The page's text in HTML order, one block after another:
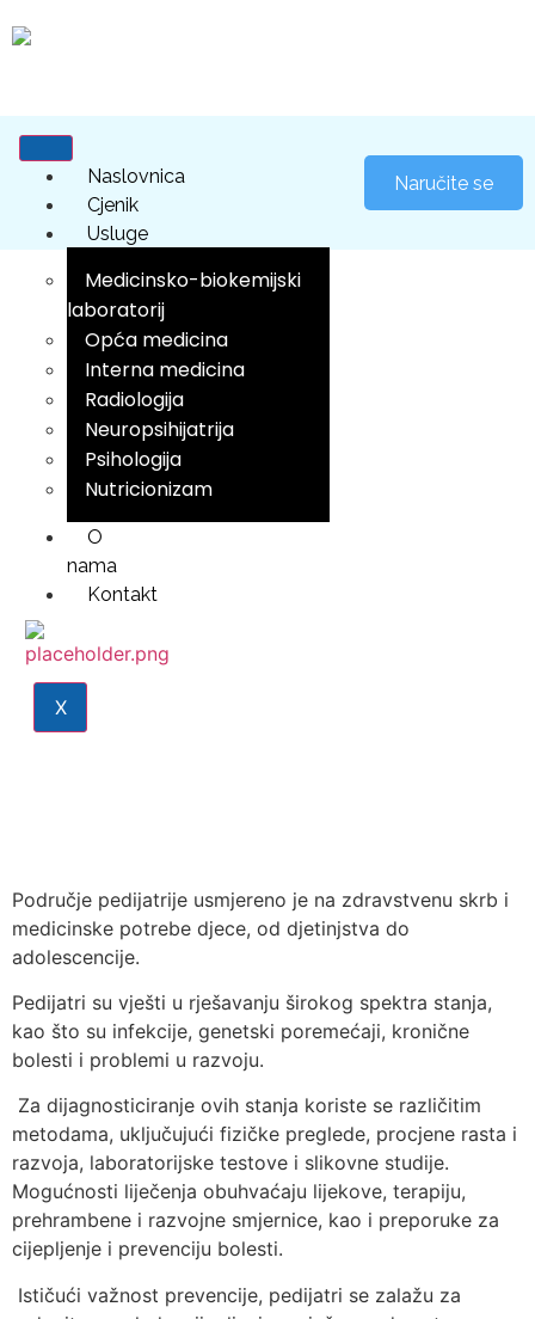
Naslovnica
Cjenik
Usluge
Medicinsko-biokemijski
laboratorij
Opća medicina
Interna medicina
Radiologija
Neuropsihijatrija
Psihologija
Nutricionizam
O
nama
Kontakt
X
Naručite se
Područje pedijatrije usmjereno je na zdravstvenu skrb i
medicinske potrebe djece, od djetinjstva do
adolescencije.
Pedijatri su vješti u rješavanju širokog spektra stanja,
kao što su infekcije, genetski poremećaji, kronične
bolesti i problemi u razvoju.
Za dijagnosticiranje ovih stanja koriste se različitim
metodama, uključujući fizičke preglede, procjene rasta i
razvoja, laboratorijske testove i slikovne studije.
Mogućnosti liječenja obuhvaćaju lijekove, terapiju,
prehrambene i razvojne smjernice, kao i preporuke za
cijepljenje i prevenciju bolesti.
Ističući važnost prevencije, pedijatri se zalažu za